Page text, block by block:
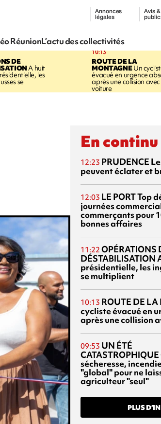
Annonces
légales
Avis
RéunionL’actu des collectivités
DE
A huit
les
se
10:13
ROUTE DE LA
MONTAGNEUn
évacué en urgence
après une collision
voiture
En continu
12:23 PRUDENCE
peuvent éclater et
12:03 LE PORTTop
journées
commerçants pour
bonnes affaires
11:22 OPÉRATIONS
DÉSTABILISATION
présidentielle, les
se multiplient
10:13 ROUTE DE
cycliste évacué en
après une collision
09:53 UN ÉTÉ
CATASTROPHIQUE
sécheresse,
"global" pour ne
agriculteur "seul"
PLUS